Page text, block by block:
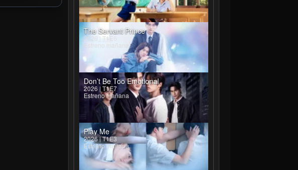
The Servant Prince
2026 | T1E6
Estreno mañana
Don’t Be Too Emotional
2026 | T1E7
Estreno mañana
Play Me
2026 | T1E3
Estreno mañana